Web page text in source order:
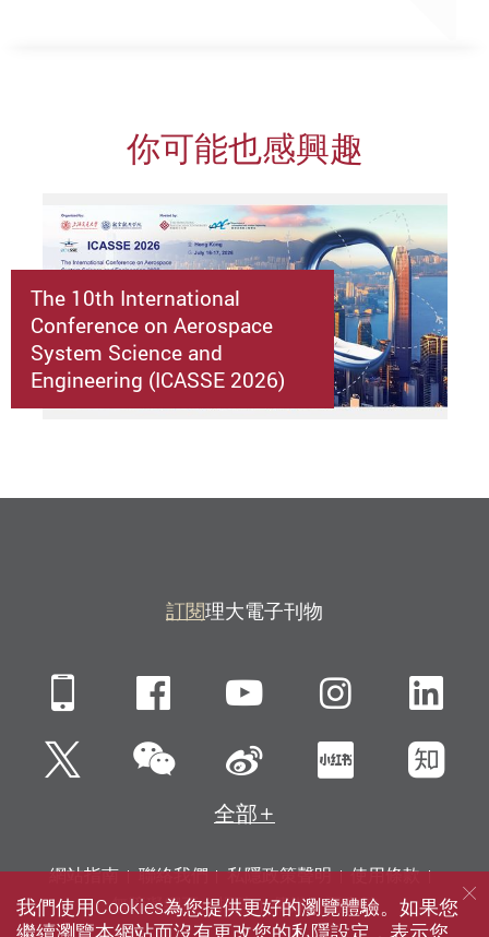
你可能也感興趣
The 10th International
Conference on Aerospace
System Science and
Engineering (ICASSE 2026)
訂閱理大電子刊物
Mobile FacebookYouTube
Twitter微信 新浪微博小紅書知
全部
網站指南 聯絡我們 私隱政策聲明
使用條款
無障礙網頁
招聘 傳媒 圖書館
我們使用Cookies為您提供更好的瀏覽體驗。如果您
繼續瀏覽本網站而沒有更改您的私隱設定，表示您